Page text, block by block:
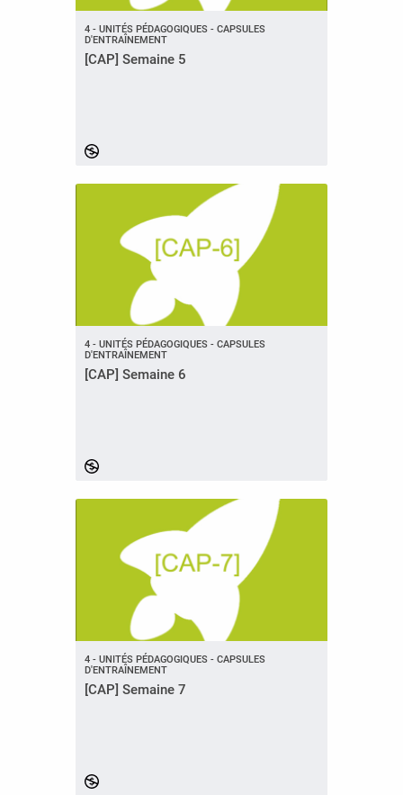
4 - UNITÉS PÉDAGOGIQUES - CAPSULES
D'ENTRAÎNEMENT
[CAP] Semaine 5
4 - UNITÉS PÉDAGOGIQUES - CAPSULES
D'ENTRAÎNEMENT
[CAP] Semaine 6
4 - UNITÉS PÉDAGOGIQUES - CAPSULES
D'ENTRAÎNEMENT
[CAP] Semaine 7